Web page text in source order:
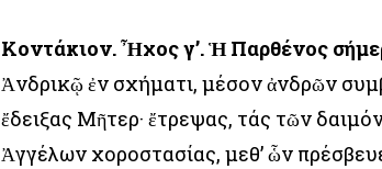
Κοντάκιον. Ἦχος γ’. Ἡ Παρθένος
Ἀνδρικῷ ἐν σχήματι, μέσον ἀνδρῶν
ἔδειξας Μῆτερ· ἔτρεψας, τάς τῶν
Ἀγγέλων χοροστασίας, μεθ’ ὧν